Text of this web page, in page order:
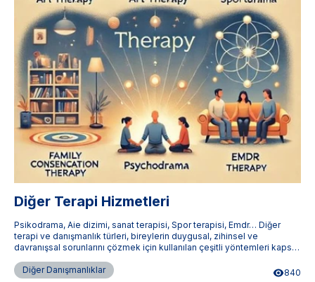
Diğer Terapi Hizmetleri
Psikodrama, Aie dizimi, sanat terapisi, Spor terapisi, Emdr… Diğer
terapi ve danışmanlık türleri, bireylerin duygusal, zihinsel ve
davranışsal sorunlarını çözmek için kullanılan çeşitli yöntemleri kapsar.
artırır. Terapistimburada.com, Türkiye'nin dört bir yanındaki uzman
Diğer Danışmanlıklar 840